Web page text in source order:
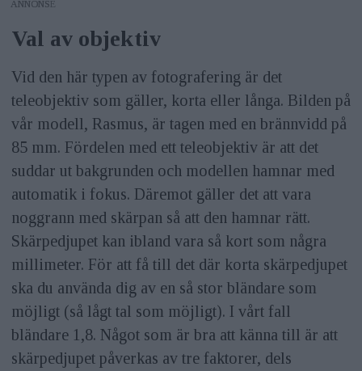
ANNONS
Val av objektiv
Vid den här typen av fotografering är det
teleobjektiv som gäller, korta eller långa. Bilden på
vår modell, Rasmus, är tagen med en brännvidd på
85 mm. Fördelen med ett teleobjektiv är att det
suddar ut bakgrunden och modellen hamnar med
automatik i fokus. Däremot gäller det att vara
noggrann med skärpan så att den hamnar rätt.
Skärpedjupet kan ibland vara så kort som några
millimeter. För att få till det där korta skärpedjupet
ska du använda dig av en så stor bländare som
möjligt (så lågt tal som möjligt). I vårt fall
bländare 1,8. Något som är bra att känna till är att
skärpedjupet påverkas av tre faktorer, dels